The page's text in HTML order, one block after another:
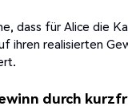
dass für Alice die
ihren realisierten
durch